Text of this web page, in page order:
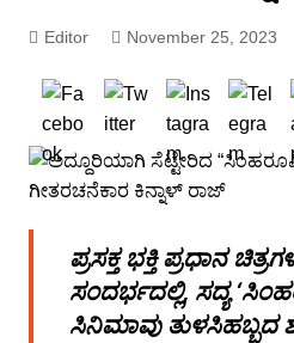
Editor November 25, 2023
ಪ್ರಸಕ್ತ ಭಕ್ತಿ ಪ್ರಧಾನ
ಸಂದರ್ಭದಲ್ಲಿ, ಸದ್ಯ
ಸಿನಿಮಾವು ತುಳಸಿಹಬ್ಬದ